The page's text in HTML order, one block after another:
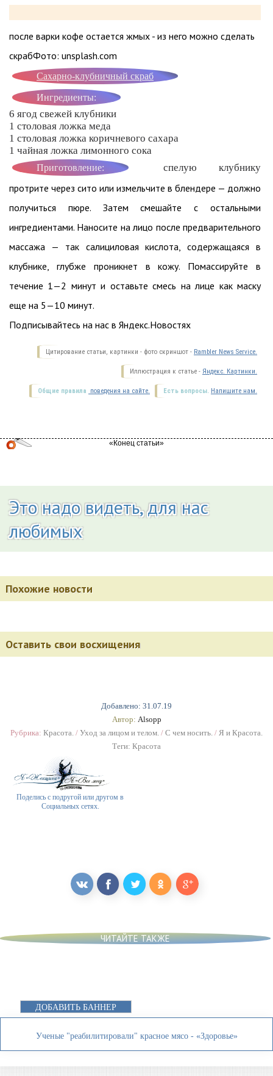
Добавлено: 31.07.19
Автор: Alsopp
Рубрика: Красота. / Уход за лицом и телом. / С чем носить. / Я и Красота.
Теги: Красота
Поделись с подругой или другом в
Социальных сетях.
после варки кофе остается жмых - из него можно сделать
скрабФото: unsplash.com
Сахарно-клубничный скраб
Ингредиенты:
6 ягод свежей клубники
1 столовая ложка меда
1 столовая ложка коричневого сахара
1 чайная ложка лимонного сока
Приготовление: спелую клубнику
протрите через сито или измельчите в блендере — должно
получиться пюре. Затем смешайте с остальными
ингредиентами. Наносите на лицо после предварительного
массажа — так салициловая кислота, содержащаяся в
клубнике, глубже проникнет в кожу. Помассируйте в
течение 1—2 минут и оставьте смесь на лице как маску
еще на 5—10 минут.
Подписывайтесь на нас в Яндекс.Новостях
Цитирование статьи, картинки - фото скриншот - Rambler News Service.
Иллюстрация к статье - Яндекс. Картинки.
Есть вопросы. Напишите нам.
Общие правила поведения на сайте.
Это надо видеть, для нас
любимых
Похожие новости
Оставить свои восхищения
ЧИТАЙТЕ ТАКЖЕ
ДОБАВИТЬ БАННЕР
Ученые "реабилитировали" красное мясо - «Здоровье»